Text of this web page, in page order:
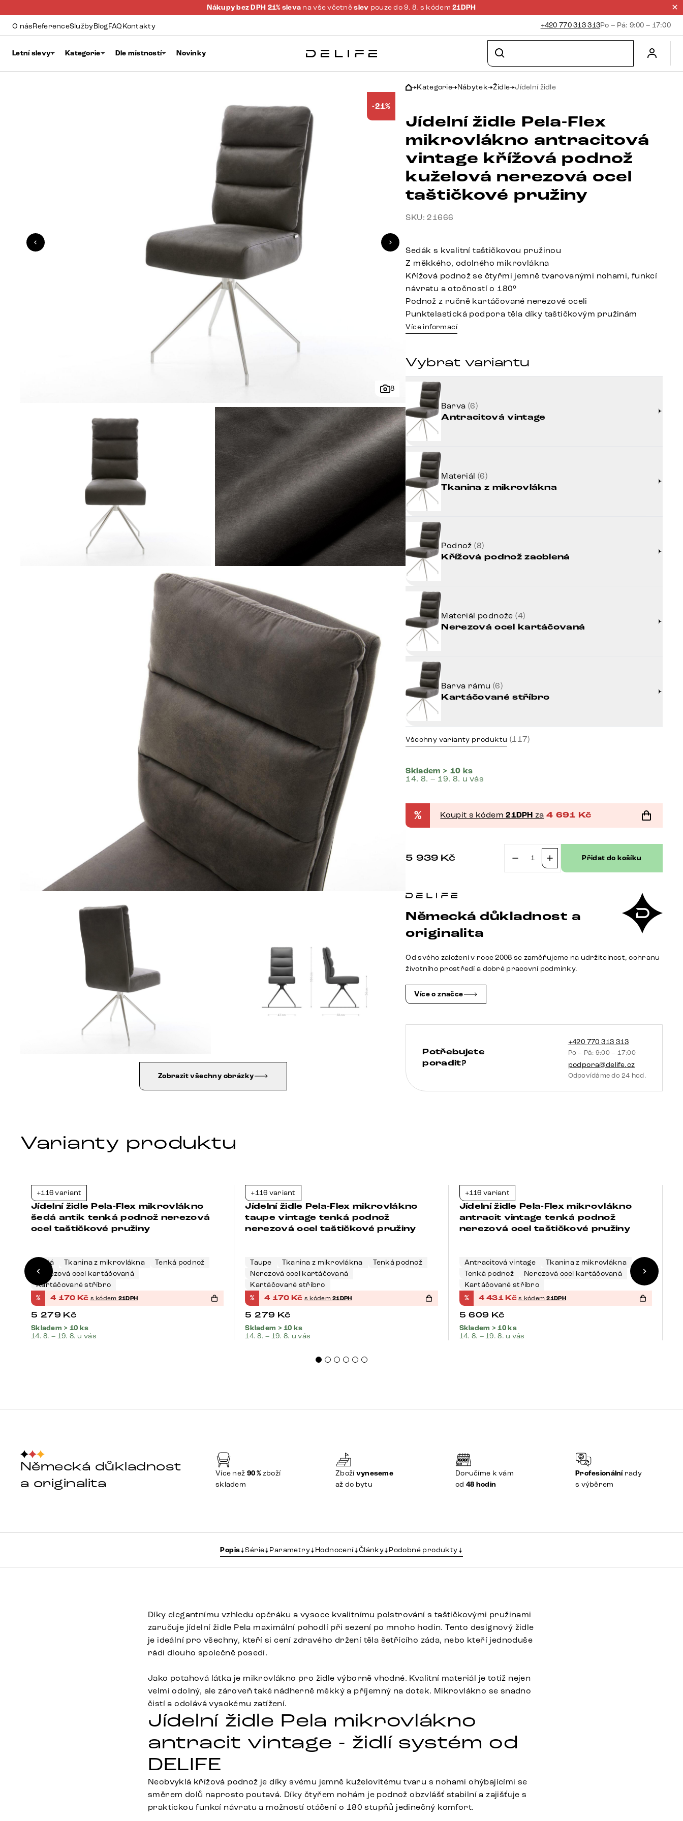
Nákupy bez DPH 21% sleva na vše včetněslev pouze do 9. 8. s kódem21DPH
O násReferenceSlužbyBlogFAQKontakty +420 770 313 313Po – Pá: 9:00 – 17:00
Letní slevy Kategorie Dle místností Novinky
8
-21%
Zobrazit všechny obrázky
Kategorie Nábytek Židle Jídelní židle
Jídelní židle Pela-Flex
mikrovlákno antracitová
vintage křížová podnož
kuželová nerezová ocel
taštičkové pružiny
SKU: 21666
Sedák s kvalitní taštičkovou pružinou
Z měkkého, odolného mikrovlákna
Křížová podnož se čtyřmi jemně tvarovanými nohami, funkcí
návratu a otočností o 180°
Podnož z ručně kartáčované nerezové oceli
Punktelastická podpora těla díky taštičkovým pružinám
Více informací
Vybrat variantu
Barva (6)
Antracitová vintage
Materiál (6)
Tkanina z mikrovlákna
Podnož(8)
Křížová podnož zaoblená
Materiál podnože(4)
Nerezová ocel kartáčovaná
Barva rámu (6)
Kartáčované stříbro
Všechny varianty produktu (117)
Skladem > 10 ks
14. 8. – 19. 8. u vás
% Koupit s kódem21DPH za 4 691 Kč
5 939 Kč
mikrovlákno
křížová
podnož
Přidat do košíku
Německá důkladnost a
originalita
Od svého založení v roce 2008 se zaměřujeme na udržitelnost, ochranu
životního prostředí a dobré pracovní podmínky.
Více o značce
Potřebujete
poradit?
+420 770 313 313
Po – Pá: 9:00 – 17:00
podpora@delife.cz
Odpovídáme do 24 hod.
Varianty produktu
+116 variant
Jídelní židle Pela-Flex mikrovlákno
šedá antik tenká podnož nerezová
ocel taštičkové pružiny
Šedá Tkanina z mikrovlákna
Tenká podnož
Nerezová ocel kartáčovaná
Kartáčované stříbro
% 4 170 Kč s kódem 21DPH
5 279 Kč
Skladem > 10 ks
14. 8. – 19. 8. u vás
+116 variant
Jídelní židle Pela-Flex mikrovlákno
taupe vintage tenká podnož
nerezová ocel taštičkové pružiny
Taupe Tkanina z mikrovlákna
Tenká podnož
Nerezová ocel kartáčovaná
Kartáčované stříbro
% 4 170Kč s kódem21DPH
5 279 Kč
Skladem > 10 ks
14. 8. – 19. 8. u vás
+116 variant
Jídelní židle Pela-Flex mikrovlákno
antracit vintage tenká podnož
nerezová ocel taštičkové pružiny
Antracitová vintage
Tkanina z mikrovlákna
Tenká podnož
Nerezová ocel kartáčovaná
Kartáčované stříbro
% 4 431Kč s kódem21DPH
5 609 Kč
Skladem > 10 ks
14. 8. – 19. 8. u vás
Německá důkladnost
a originalita
Více než 90 %zboží
skladem
Zbožívyneseme
až do bytu
Doručíme k vám
od 48 hodin
Profesionálnírady
s výběrem
Popis Série Parametry Hodnocení Články Podobné produkty
Díky elegantnímu vzhledu opěráku a vysoce kvalitnímu polstrování s taštičkovými pružinami
zaručuje jídelní židle Pela maximální pohodlí při sezení po mnoho hodin. Tento designový židle
je ideální pro všechny, kteří si cení zdravého držení těla šetřícího záda, nebo kteří jednoduše
rádi dlouho společně posedí.
Jako potahová látka je mikrovlákno pro židle výborně vhodné. Kvalitní materiál je totiž nejen
velmi odolný, ale zároveň také nádherně měkký a příjemný na dotek. Mikrovlákno se snadno
čistí a odolává vysokému zatížení.
Jídelní židle Pela mikrovlákno
antracit vintage - židlí systém od
DELIFE
Neobvyklá křížová podnož je díky svému jemně kuželovitému tvaru s nohami ohýbajícími se
směrem dolů naprosto poutavá. Díky čtyřem nohám je podnož obzvlášť stabilní a zajišťuje s
praktickou funkcí návratu a možností otáčení o 180 stupňů jedinečný komfort.